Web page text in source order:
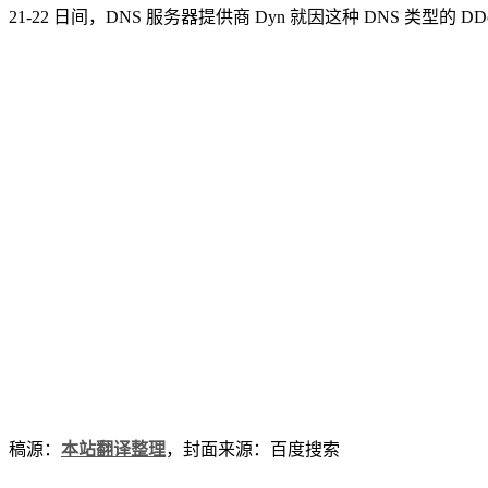
21-22 日间，DNS 服务器提供商 Dyn 就因这种 DNS 类型的
稿源： 本站翻译整理，封面来源：百度搜索